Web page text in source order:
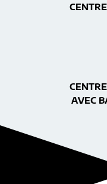
AVEC